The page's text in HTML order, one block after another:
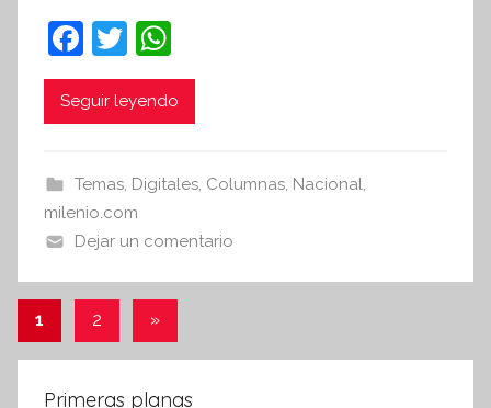
I
a
F
a
c
b
o
o
k
T
w
itt
h
at
A
p
Seguir leyendo
Temas, Digitales, Columnas, Nacional
milenio.com
Dejar un comentario
Paginación
de
entradas
1 2
Entradas
»
Primeras planas